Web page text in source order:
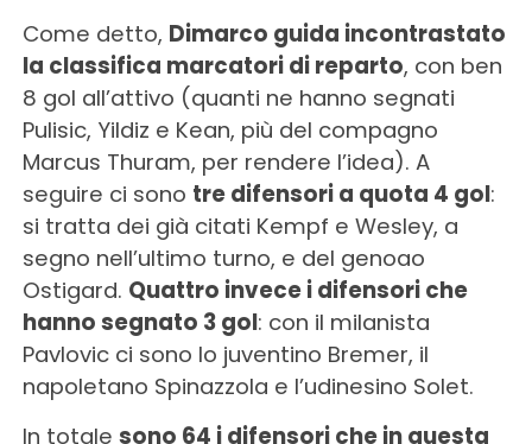
Come detto, Dimarco guida incontrastato
la classifica marcatori di reparto, con ben
8 gol all’attivo (quanti ne hanno segnati
Pulisic, Yildiz e Kean, più del compagno
Marcus Thuram, per rendere l’idea). A
seguire ci sono tre difensori a quota 4 gol:
si tratta dei già citati Kempf e Wesley, a
segno nell’ultimo turno, e del genoao
Ostigard. Quattro invece i difensori che
hanno segnato 3 gol: con il milanista
Pavlovic ci sono lo juventino Bremer, il
napoletano Spinazzola e l’udinesino Solet.
In totale sono 64 i difensori che in questa